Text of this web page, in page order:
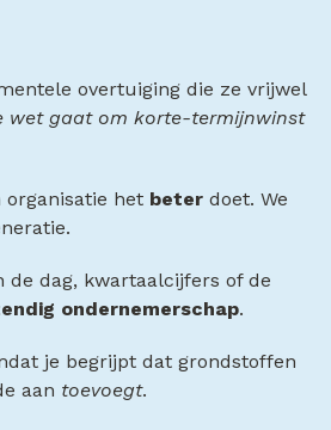
overtuiging die ze vrijwel
wet gaat om korte-termijnwinst
het beter doet. We
de dag, kwartaalcijfers of de
ondernemerschap.
je begrijpt dat grondstoffen
aan toevoegt.